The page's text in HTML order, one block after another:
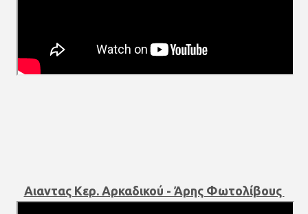
Αιαντας Κερ. Αρκαδικού - Άρης Φωτολίβους